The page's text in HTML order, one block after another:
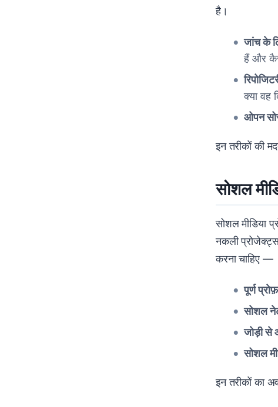
है।
जांच के
हैं और
क्या वह
ओपन
इन तरीकों की
सोशल
सोशल मीडिया
नकली प्रोजेक्ट्स
करना चाहिए —
पूर्ण
सोशल
जोड़ी से
सोशल
इन तरीकों का